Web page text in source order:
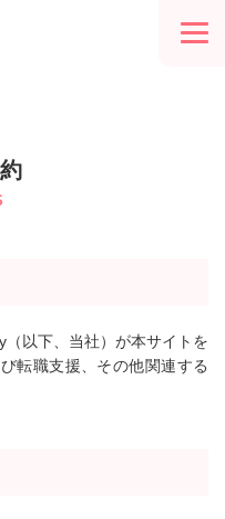
以下、当社）が本サイトを
転職支援、その他関連する